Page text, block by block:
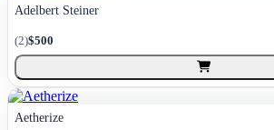
Adelbert Steiner
(2)$500
Aetherize